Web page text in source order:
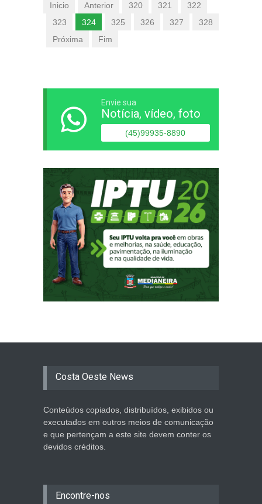
Inicio Anterior 320 321
322
323
324 325 326 327
328
Próxima
Fim
Envie sua
Notícia, vídeo, foto
(45)99935-8890
Costa Oeste News
Conteúdos copiados, distribuídos, exibidos ou
executados em outros meios de comunicação
e que pertençam a este site devem conter os
devidos créditos.
Encontre-nos